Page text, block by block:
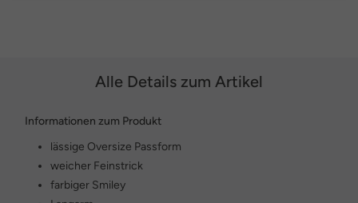
Alle Details zum Artikel
Informationen zum Produkt
lässige Oversize Passform
weicher Feinstrick
farbiger Smiley